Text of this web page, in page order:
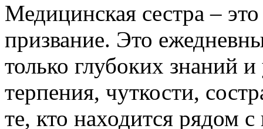
Медицинская сестра –
призвание. Это
только глубоких знаний
терпения, чуткости,
те, кто находится рядом